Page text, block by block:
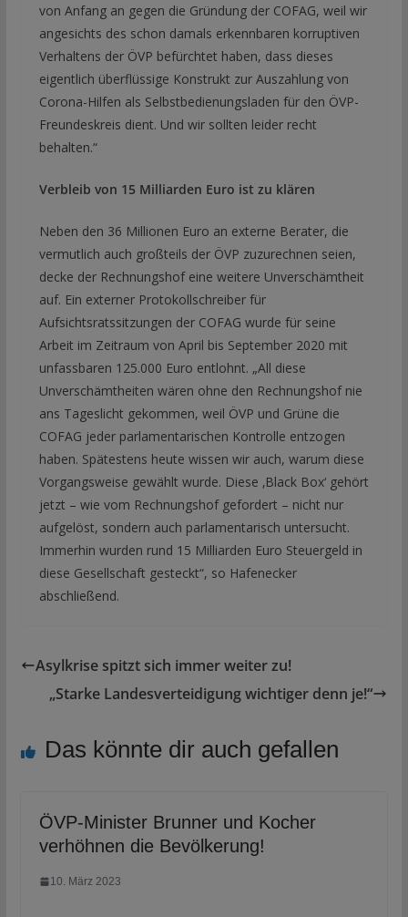
von Anfang an gegen die Gründung der COFAG, weil wir
angesichts des schon damals erkennbaren korruptiven
Verhaltens der ÖVP befürchtet haben, dass dieses
eigentlich überflüssige Konstrukt zur Auszahlung von
Corona-Hilfen als Selbstbedienungsladen für den ÖVP-
Freundeskreis dient. Und wir sollten leider recht
behalten.“
Verbleib von 15 Milliarden Euro ist zu klären
Neben den 36 Millionen Euro an externe Berater, die
vermutlich auch großteils der ÖVP zuzurechnen seien,
decke der Rechnungshof eine weitere Unverschämtheit
auf. Ein externer Protokollschreiber für
Aufsichtsratssitzungen der COFAG wurde für seine
Arbeit im Zeitraum von April bis September 2020 mit
unfassbaren 125.000 Euro entlohnt. „All diese
Unverschämtheiten wären ohne den Rechnungshof nie
ans Tageslicht gekommen, weil ÖVP und Grüne die
COFAG jeder parlamentarischen Kontrolle entzogen
haben. Spätestens heute wissen wir auch, warum diese
Vorgangsweise gewählt wurde. Diese ‚Black Box‘ gehört
jetzt – wie vom Rechnungshof gefordert – nicht nur
aufgelöst, sondern auch parlamentarisch untersucht.
Immerhin wurden rund 15 Milliarden Euro Steuergeld in
diese Gesellschaft gesteckt“, so Hafenecker
abschließend.
Asylkrise spitzt sich immer weiter zu!
„Starke Landesverteidigung wichtiger denn je!“
Das könnte dir auch gefallen
ÖVP-Minister Brunner und Kocher
verhöhnen die Bevölkerung!
10. März 2023